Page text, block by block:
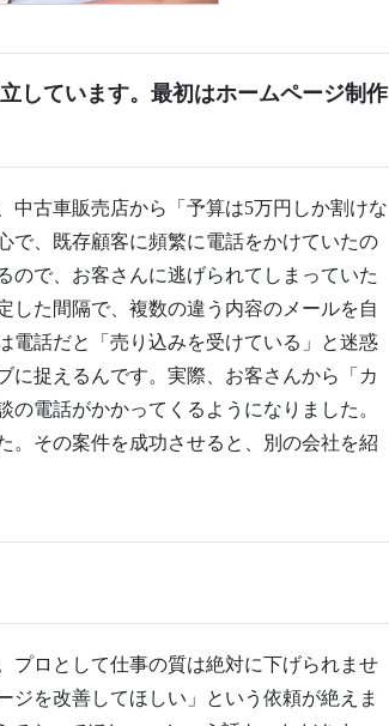
しています。最初はホームページ制作
中古車販売店から「予算は5万円しか割けな
で、既存顧客に頻繁に電話をかけていたの
ので、お客さんに逃げられてしまっていた
した間隔で、複数の違う内容のメールを自
電話だと「売り込みを受けている」と迷惑
に捉えるんです。実際、お客さんから「カ
電話がかかってくるようになりました。
。その案件を成功させると、別の会社を紹
プロとして仕事の質は絶対に下げられませ
ジを改善してほしい」という依頼が絶えま